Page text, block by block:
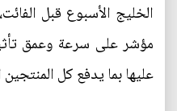
الخليج الأسبوع قبل
مؤشر على سرعة وعمق
عليها بما يدفع كل